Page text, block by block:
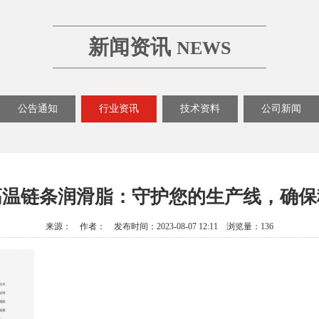
新闻资讯 NEWS
公告通知 行业资讯 技术资料 公司新闻
链条润滑脂：守护您的生产线，确
来源： 作者： 发布时间：2023-08-07 12:11 浏览量：136